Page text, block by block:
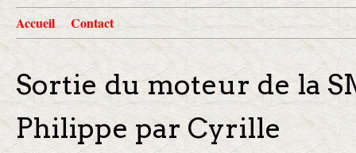
Accueil Contact
Sortie du moteur de la
Philippe par Cyrille